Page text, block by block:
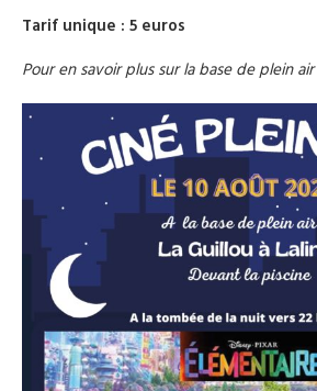
Tarif unique : 5 euros
Pour en savoir plus sur la base de plein